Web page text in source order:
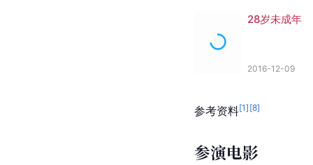
28岁未成年
2016-12-09
参考资料[1] [8]
参演电影